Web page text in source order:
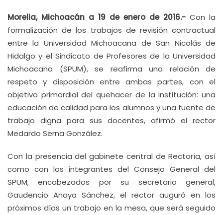
Morelia, Michoacán a 19 de enero de 2016.- Con la
formalización de los trabajos de revisión contractual
entre la Universidad Michoacana de San Nicolás de
Hidalgo y el Sindicato de Profesores de la Universidad
Michoacana (SPUM), se reafirma una relación de
respeto y disposición entre ambas partes, con el
objetivo primordial del quehacer de la institución: una
educación de calidad para los alumnos y una fuente de
trabajo digna para sus docentes, afirmó el rector
Medardo Serna González.
Con la presencia del gabinete central de Rectoría, así
como con los integrantes del Consejo General del
SPUM, encabezados por su secretario general,
Gaudencio Anaya Sánchez, el rector auguró en los
próximos días un trabajo en la mesa, que será seguido